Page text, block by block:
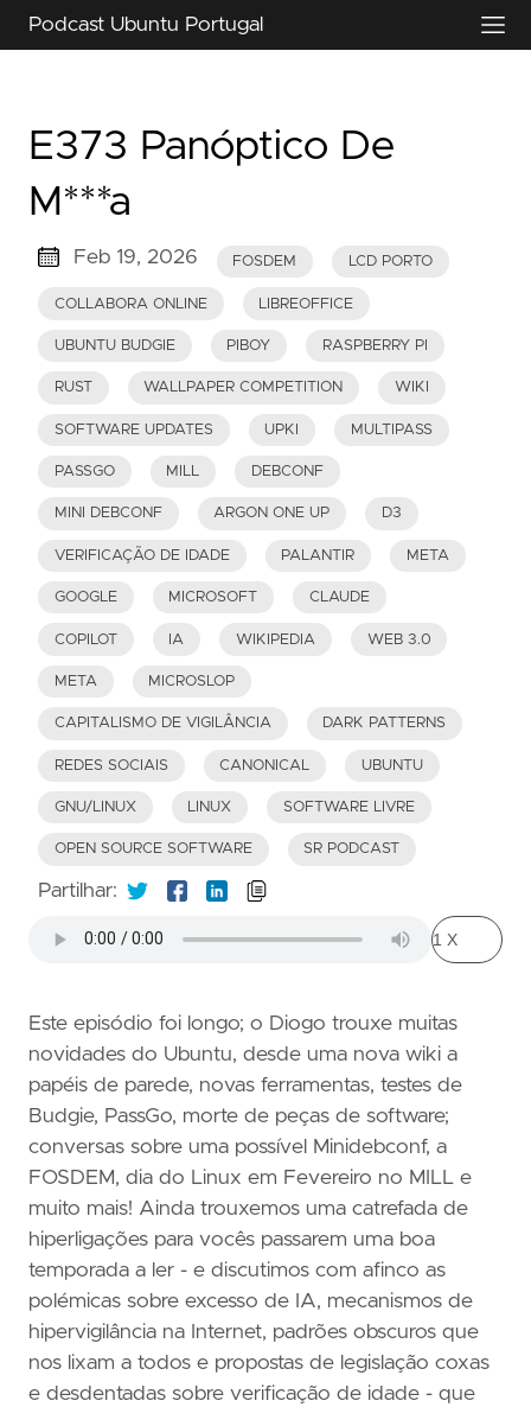
Podcast Ubuntu Portugal
E373 Panóptico De
M***a
Feb 19, 2026 FOSDEM LCD PORTO
COLLABORA ONLINE LIBREOFFICE
UBUNTU BUDGIE PIBOY RASPBERRY PI
RUST WALLPAPER COMPETITION WIKI
SOFTWARE UPDATES UPKI MULTIPASS
PASSGO MILL DEBCONF
MINI DEBCONF ARGON ONE UP D3
VERIFICAÇÃO DE IDADE PALANTIR META
GOOGLE MICROSOFT CLAUDE
COPILOT IA WIKIPEDIA WEB 3.0
META MICROSLOP
CAPITALISMO DE VIGILÂNCIA DARK PATTERNS
REDES SOCIAIS CANONICAL UBUNTU
GNU/LINUX LINUX SOFTWARE LIVRE
OPEN SOURCE SOFTWARE SR PODCAST
Partilhar:
Este episódio foi longo; o Diogo trouxe muitas
novidades do Ubuntu, desde uma nova wiki a
papéis de parede, novas ferramentas, testes de
Budgie, PassGo, morte de peças de software;
conversas sobre uma possível Minidebconf, a
FOSDEM, dia do Linux em Fevereiro no MILL e
muito mais! Ainda trouxemos uma catrefada de
hiperligações para vocês passarem uma boa
temporada a ler - e discutimos com afinco as
polémicas sobre excesso de IA, mecanismos de
hipervigilância na Internet, padrões obscuros que
nos lixam a todos e propostas de legislação coxas
e desdentadas sobre verificação de idade - que